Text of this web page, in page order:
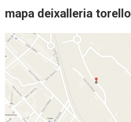
mapa deixalleria torello